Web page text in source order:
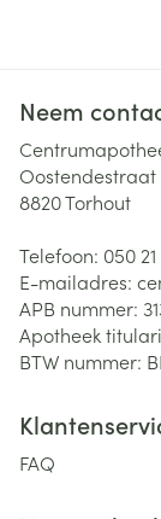
Neem
Oostendestraat
8820Torhout
Telefoon: 050 21
E-mailadres:
APB nummer:
Apotheek
BTW nummer:
FAQ